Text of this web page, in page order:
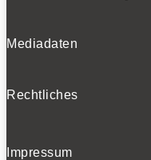
Mediadaten
Rechtliches
Impressum